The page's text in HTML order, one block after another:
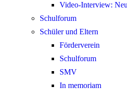
Video-Interview:
Schulforum
Schüler und Eltern
Förderverein
Schulforum
SMV
In memoriam